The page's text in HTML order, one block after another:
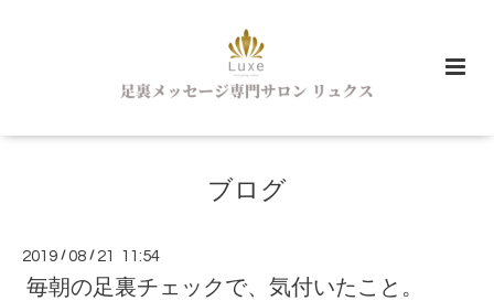
ブログ
2019 /08 / 21 11:54
毎朝の足裏チェックで、気付いたこと。